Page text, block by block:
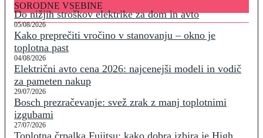
SORODNE VSEBINE
Do nižjih stroškov elektrike za dom in avto
05/08/2026
Kako preprečiti vročino v stanovanju – okno je
toplotna past
04/08/2026
Električni avto cena 2026: najcenejši modeli in vodič
za pameten nakup
29/07/2026
Bosch prezračevanje: svež zrak z manj toplotnimi
izgubami
27/07/2026